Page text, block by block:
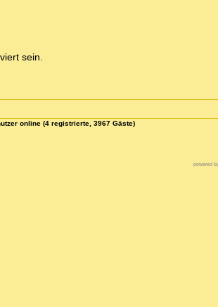
sein.
online (4 registrierte, 3967 Gäste)
powered